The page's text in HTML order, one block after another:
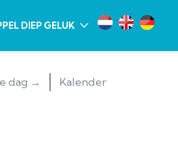
DIEP GELUK
Kalender
dag →